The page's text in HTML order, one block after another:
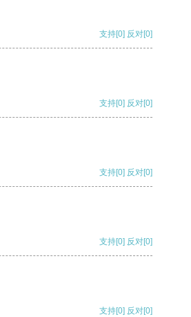
支持[0] 反对[0]
支持[0] 反对[0]
支持[0] 反对[0]
支持[0] 反对[0]
支持[0] 反对[0]